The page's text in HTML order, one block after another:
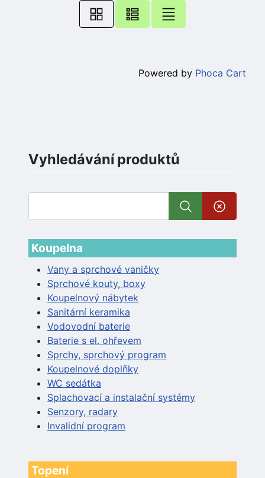
Vyhledávání produktů
Koupelna
Vany a sprchové vaničky
Sprchové kouty, boxy
Koupelnový nábytek
Sanitární keramika
Vodovodní baterie
Baterie s el. ohřevem
Sprchy, sprchový program
Koupelnové doplňky
WC sedátka
Splachovací a instalační systémy
Senzory, radary
Invalidní program
Topení
Powered by Phoca Cart